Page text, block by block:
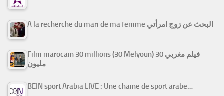
A la recherche du mari de ma femme البحث عن زوج امرأتي
Film marocain 30 millions (30 Melyoun) فيلم مغربي 30
مليون
BEIN sport Arabia LIVE : Une chaine de sport arabe…